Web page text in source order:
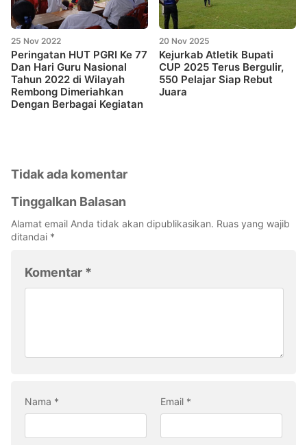
25 Nov 2022
Peringatan HUT PGRI Ke 77
Dan Hari Guru Nasional
Tahun 2022 di Wilayah
Rembong Dimeriahkan
Dengan Berbagai Kegiatan
20 Nov 2025
Kejurkab Atletik Bupati
CUP 2025 Terus Bergulir,
550 Pelajar Siap Rebut
Juara
Tidak ada komentar
Tinggalkan Balasan
Alamat email Anda tidak akan dipublikasikan. Ruas yang wajib
ditandai *
Komentar *
Nama * Email *